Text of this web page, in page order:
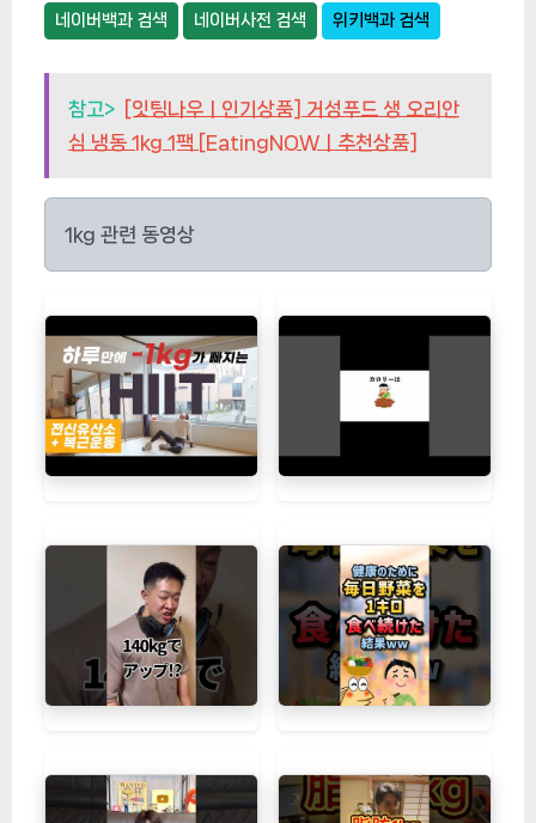
네이버백과 검색 네이버사전 검색 위키백과 검색
참고> [잇팅나우ㅣ인기상품] 거성푸드 생 오리안
심 냉동 1kg 1팩 [EatingNOWㅣ추천상품]
1kg 관련 동영상